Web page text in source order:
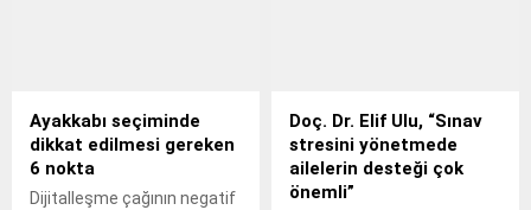
Ayakkabı seçiminde
dikkat edilmesi gereken
6 nokta
Dijitalleşme çağının negatif
Doç. Dr. Elif Ulu, “Sınav
stresini yönetmede
ailelerin desteği çok
önemli”